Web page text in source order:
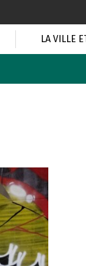
LA VILLE